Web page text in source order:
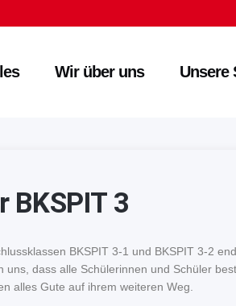
Wir über uns Unsere
BKSPIT 3
BKSPIT 3-1 und BKSPIT 3-2
dass alle Schülerinnen und Schüler
alles Gute auf ihrem weiteren Weg.